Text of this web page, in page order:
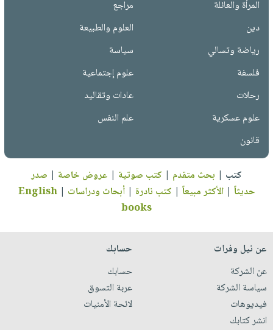
المرأة والعائلة
مراجع
دين
العلوم والطبيعة
رياضة وتسالي
سياسة
فلسفة
علوم إجتماعية
رحلات
عادات وتقاليد
علوم عسكرية
علم النفس
قانون
كتب | بحث متقدم | كتب صوتية | عروض خاصة | صدر
حديثاً |الأكثر مبيعاً | كتب نادرة |أبحاث ودراسات |
English
books
عن نيل وفرات
عن الشركة
سياسة الشركة
فيديوهات
انشر كتابك
حسابك
حسابك
عربة التسوق
لائحة الأمنيات